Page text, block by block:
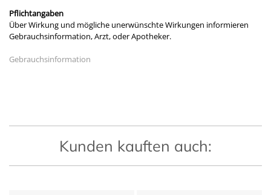
Pflichtangaben
Über Wirkung und mögliche unerwünschte Wirkungen informieren
Gebrauchsinformation, Arzt, oder Apotheker.
Gebrauchsinformation
Kunden kauften auch: